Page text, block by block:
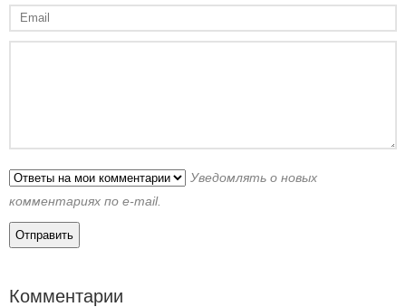
Уведомлять о новых
комментариях по e-mail.
Комментарии